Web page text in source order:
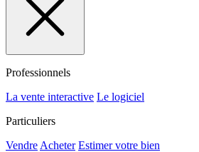
Professionnels
La vente interactive Le logiciel
Particuliers
Vendre Acheter Estimer votre bien